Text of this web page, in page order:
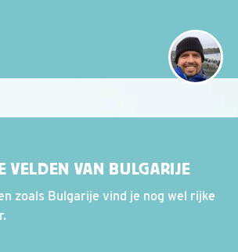
VELDEN VAN BULGARIJE
zoals Bulgarije vind je nog wel rijke